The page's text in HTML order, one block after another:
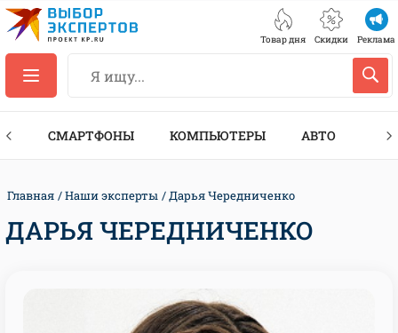
Товар дня Скидки Реклама
СМАРТФОНЫ КОМПЬЮТЕРЫ АВТО
Главная Наши эксперты Дарья Чередниченко
ДАРЬЯ ЧЕРЕДНИЧЕНКО